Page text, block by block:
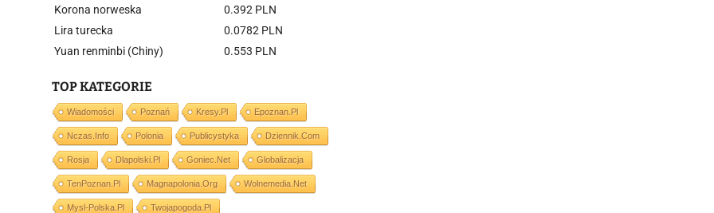
Korona norweska
0.392 PLN
Lira turecka
0.0782 PLN
Yuan renminbi (Chiny)
0.553 PLN
TOP KATEGORIE
Wiadomości Poznań Kresy.pl Epoznan.pl
Nczas.info Polonia Publicystyka Dziennik.com
Rosja Dlapolski.pl Goniec.net Globalizacja
TenPoznan.pl Magnapolonia.org Wolnemedia.net
Mysl-Polska.pl Twojapogoda.pl